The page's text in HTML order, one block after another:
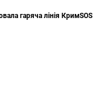
гаряча лінія КримSOS